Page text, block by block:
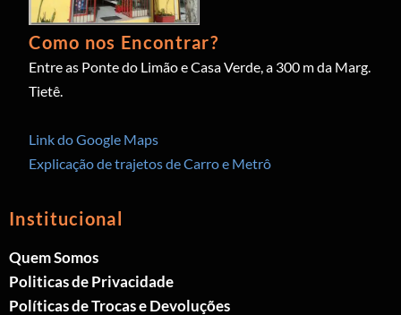
Como nos Encontrar?
Entre as Ponte do Limão e Casa Verde, a 300 m da Marg.
Tietê.
Link do Google Maps
Explicação de trajetos de Carro e Metrô
Institucional
Quem Somos
Politicas de Privacidade
Políticas de Trocas e Devoluções